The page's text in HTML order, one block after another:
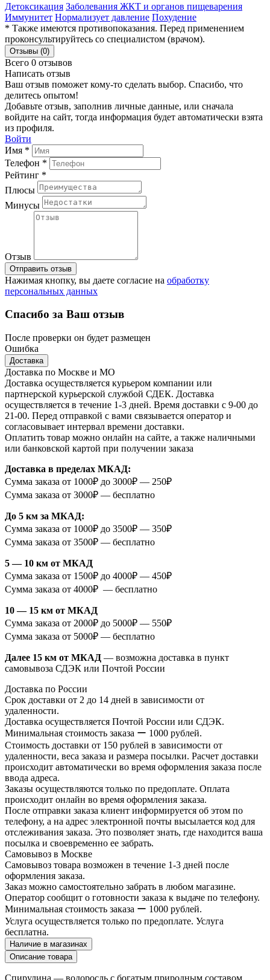
Детоксикация Заболевания ЖКТ и органов пищеварения
Иммунитет Нормализует давление Похудение
* Также имеются противопоказания. Перед применением
проконсультируйтесь со специалистом (врачом).
Отзывы (0)
Всего 0 отзывов
Написать отзыв
Ваш отзыв поможет кому-то сделать выбор. Спасибо, что
делитесь опытом!
Добавьте отзыв, заполнив личные данные, или сначала
войдите на сайт, тогда информация будет автоматически взята
из профиля.
Войти
Имя *
Телефон *
Рейтинг *
Плюсы
Минусы
Отзыв
Отправить отзыв
Нажимая кнопку, вы даете согласие на обработку
персональных данных
Спасибо за Ваш отзыв
После проверки он будет размещен
Ошибка
Доставка
Доставка по Москве и МО
Доставка осуществляется курьером компании или
партнерской курьерской службой СДЕК. Доставка
осуществляется в течение 1-3 дней. Время доставки с 9-00 до
21-00. Перед отправкой с вами связывается оператор и
согласовывает интервал времени доставки.
Оплатить товар можно онлайн на сайте, а также наличными
или банковской картой при получении заказа
Доставка в пределах МКАД:
Сумма заказа от 1000₽ до 3000₽ — 250₽
Сумма заказа от 3000₽ — бесплатно
До 5 км за МКАД:
Сумма заказа от 1000₽ до 3500₽ — 350₽
Сумма заказа от 3500₽ — бесплатно
5 — 10 км от МКАД
Сумма заказа от 1500₽ до 4000₽ — 450₽
Сумма заказа от 4000₽ — бесплатно
10 — 15 км от МКАД
Сумма заказа от 2000₽ до 5000₽ — 550₽
Сумма заказа от 5000₽ — бесплатно
Далее 15 км от МКАД — возможна доставка в пункт
самовывоза СДЭК или Почтой России
Доставка по России
Срок доставки от 2 до 14 дней в зависимости от
удаленности.
Доставка осуществляется Почтой России или СДЭК.
Минимальная стоимость заказа ー 1000 рублей.
Стоимость доставки от 150 рублей в зависимости от
удаленности, веса заказа и размера посылки. Расчет доставки
происходит автоматически во время оформления заказа после
ввода адреса.
Заказы осуществляются только по предоплате. Оплата
происходит онлайн во время оформления заказа.
После отправки заказа клиент информируется об этом по
телефону, а на адрес электронной почты высылается код для
отслеживания заказа. Это позволяет знать, где находится ваша
посылка и своевременно ее забрать.
Самовывоз в Москве
Самовывоз товара возможен в течение 1-3 дней после
оформления заказа.
Заказ можно самостоятельно забрать в любом магазине.
Оператор сообщит о готовности заказа к выдаче по телефону.
Минимальная стоимость заказа ー 1000 рублей.
Услуга осуществляется только по предоплате. Услуга
бесплатна.
Наличие в магазинах
Описание товара
Спирулина — водоросль с богатым природным составом,